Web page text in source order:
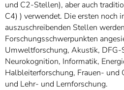
und C2-Stellen), aber auch
C4) ) verwendet. Die ersten noch
auszuschreibenden Stellen
Forschungsschwerpunkten
Umweltforschung, Akustik, DFG-
Neurokognition, Informatik,
Halbleiterforschung, Frauen- und
und Lehr- und Lernforschung.